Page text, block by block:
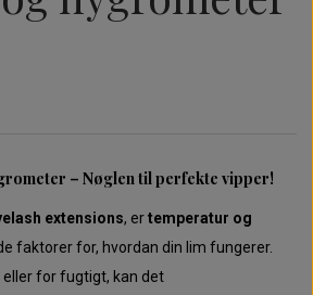
XS - 30 rækker - 3D
XS - 30 rækker - 5D
XS - 30 rækker - 6D
XL - 20 rækker - 3D
XL - 20 rækker - 5D
XL - 20 rækker - 6D
& holdere
UV Lampe
Briks & tilbehør
– Nøglen til perfekte vipper!
extensions, ertemperatur og
faktorer for, hvordan din lim fungerer.
for fugtigt, kan det